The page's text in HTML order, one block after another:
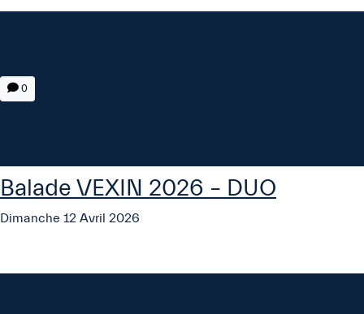
0
Balade VEXIN 2026 – DUO
Dimanche 12 Avril 2026